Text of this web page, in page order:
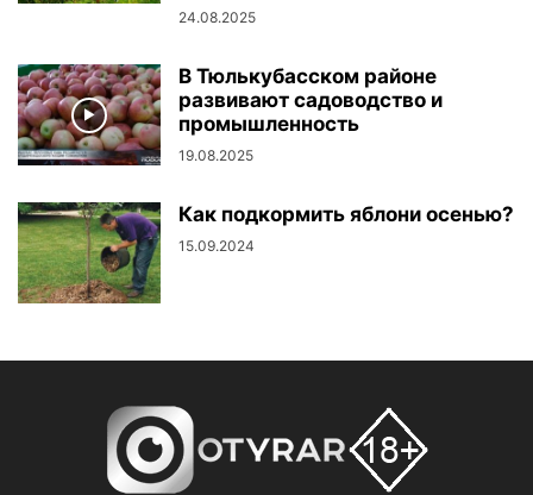
24.08.2025
В Тюлькубасском районе
развивают садоводство и
промышленность
19.08.2025
Как подкормить яблони осенью?
15.09.2024